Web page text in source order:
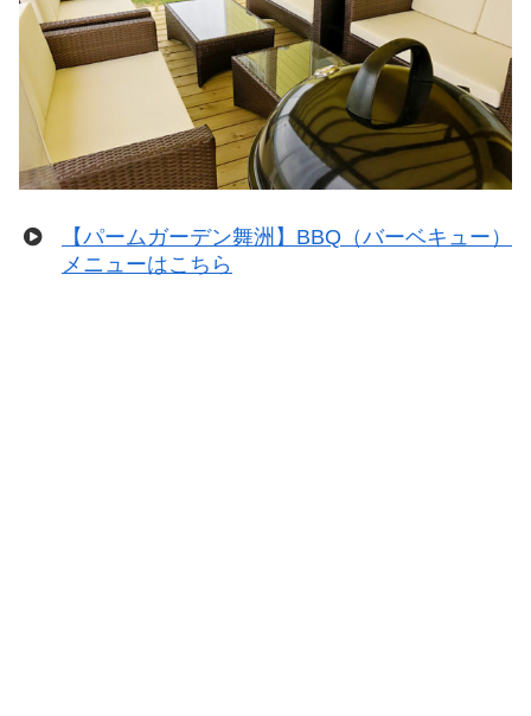
【パームガーデン舞洲】BBQ（バーベキュー）
メニューはこちら